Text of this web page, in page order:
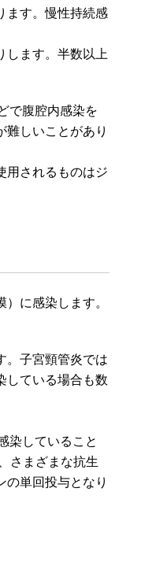
ます。慢性持続感
します。半数以上
で腹腔内感染を
難しいことがあり
用されるものはジ
に感染します。
。子宮頸管炎では
している場合も数
染していること
さまざまな抗生
の単回投与となり